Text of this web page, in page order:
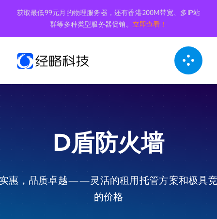
内
获取最低99元月的物理服务器，还有香港200M带宽、多IP站
群等多种类型服务器促销。 立即查看！
D盾防火墙
惠，品质卓越——灵活的租用托管方案和极具
的价格